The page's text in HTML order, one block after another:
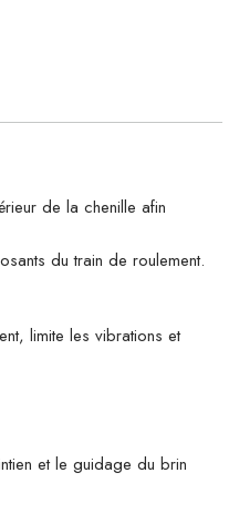
de la chenille afin
du train de roulement.
limite les vibrations et
et le guidage du brin